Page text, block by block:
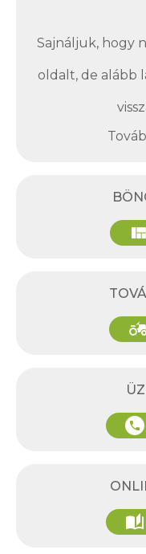
Sajnáljuk, hogy
oldalt, de alább
view_quilt
agriculture
phone
auto_stories